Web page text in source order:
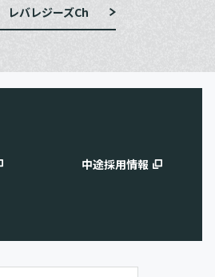
レバレジーズCh
中途採用情報